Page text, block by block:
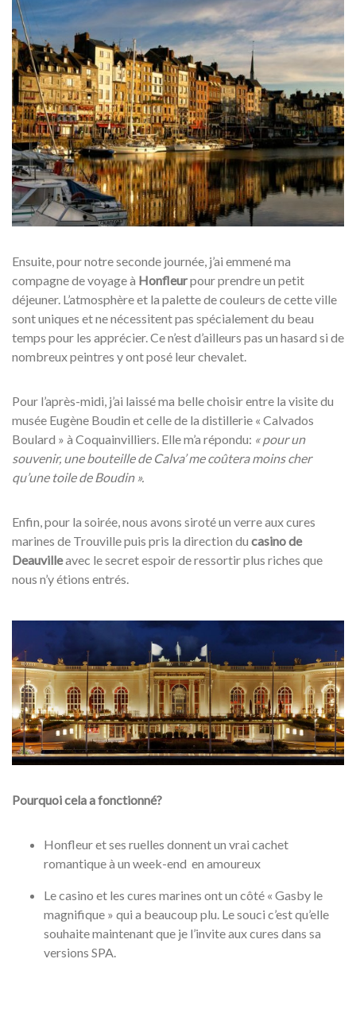
Ensuite, pour notre seconde journée, j’ai emmené ma
compagne de voyage à Honfleurpour prendre un petit
déjeuner. L’atmosphère et la palette de couleurs de cette ville
sont uniques et ne nécessitent pas spécialement du beau
temps pour les apprécier. Ce n’est d’ailleurs pas un hasard si de
nombreux peintres y ont posé leur chevalet.
Pour l’après-midi, j’ai laissé ma belle choisir entre la visite du
musée Eugène Boudin et celle de la distillerie « Calvados
Boulard » à Coquainvilliers. Elle m’a répondu: « pour un
souvenir, une bouteille de Calva’ me coûtera moins cher
qu’une toile de Boudin ».
Enfin, pour la soirée, nous avons siroté un verre aux cures
marines de Trouville puis pris la direction du casino de
Deauvilleavec le secret espoir de ressortir plus riches que
nous n’y étions entrés.
Pourquoi cela a fonctionné?
Honfleur et ses ruelles donnent un vrai cachet
romantique à un week-end en amoureux
Le casino et les cures marines ont un côté « Gasby le
magnifique » qui a beaucoup plu. Le souci c’est qu’elle
souhaite maintenant que je l’invite aux cures dans sa
versions SPA.